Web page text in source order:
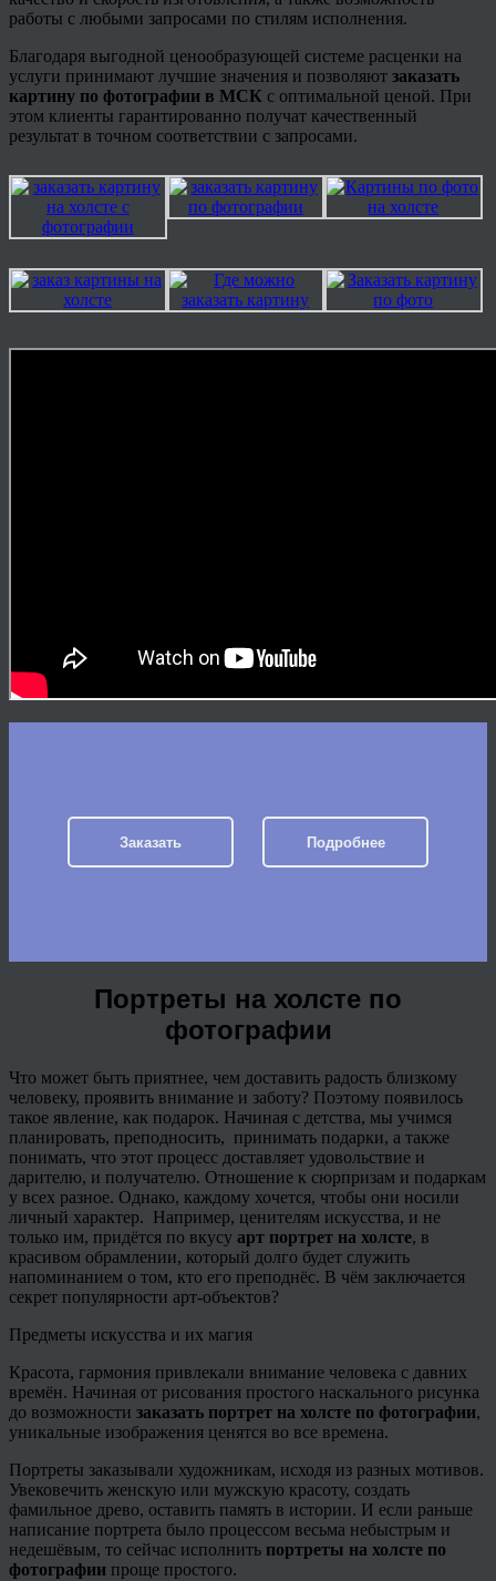
работы с любыми запросами по стилям исполнения.
Благодаря выгодной ценообразующей системе расценки на
услуги принимают лучшие значения и позволяют заказать
картину по фотографии в МСК с оптимальной ценой. При
этом клиенты гарантированно получат качественный
результат в точном соответствии с запросами.
Заказать Подробнее
Портреты на холсте по
фотографии
Что может быть приятнее, чем доставить радость близкому
человеку, проявить внимание и заботу? Поэтому появилось
такое явление, как подарок. Начиная с детства, мы учимся
планировать, преподносить, принимать подарки, а также
понимать, что этот процесс доставляет удовольствие и
дарителю, и получателю. Отношение к сюрпризам и подаркам
у всех разное. Однако, каждому хочется, чтобы они носили
личный характер. Например, ценителям искусства, и не
только им, придётся по вкусу арт портрет на холсте, в
красивом обрамлении, который долго будет служить
напоминанием о том, кто его преподнёс. В чём заключается
секрет популярности арт-объектов?
Предметы искусства и их магия
Красота, гармония привлекали внимание человека с давних
времён. Начиная от рисования простого наскального рисунка
до возможности заказать портрет на холсте по фотографии,
уникальные изображения ценятся во все времена.
Портреты заказывали художникам, исходя из разных мотивов.
Увековечить женскую или мужскую красоту, создать
фамильное древо, оставить память в истории. И если раньше
написание портрета было процессом весьма небыстрым и
недешёвым, то сейчас исполнить портреты на холсте по
фотографии проще простого.